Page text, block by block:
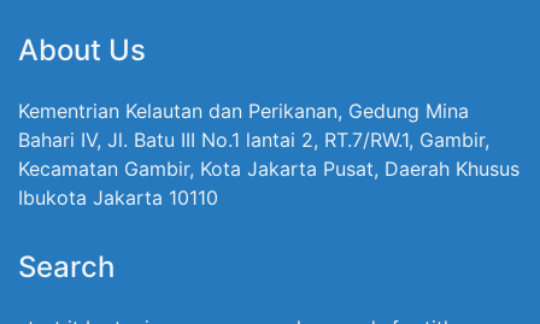
About Us
Kementrian Kelautan dan Perikanan, Gedung Mina
Bahari IV, Jl. Batu III No.1 lantai 2, RT.7/RW.1, Gambir,
Kecamatan Gambir, Kota Jakarta Pusat, Daerah Khusus
Ibukota Jakarta 10110
Search